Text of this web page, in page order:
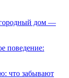
дом —
поведение:
что забывают